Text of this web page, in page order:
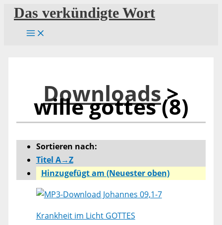
Zum
Inhalt
springen
Das verkündigte Wort
Downloads>
wille gottes (8)
Sortieren nach:
Titel A→Z
Hinzugefügt am (Neuester oben)
Johannes 09,1-7
Krankheit im Licht GOTTES